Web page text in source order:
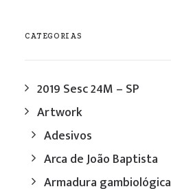
CATEGORIAS
2019 Sesc 24M – SP
Artwork
Adesivos
Arca de João Baptista
Armadura gambiológica